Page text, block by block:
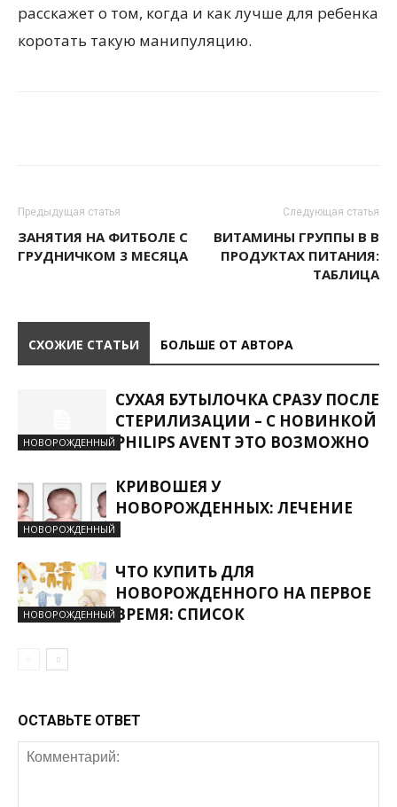
расскажет о том, когда и как лучше для ребенка
коротать такую манипуляцию.
Предыдущая статья
ЗАНЯТИЯ НА ФИТБОЛЕ С
ГРУДНИЧКОМ 3 МЕСЯЦА
Следующая статья
ВИТАМИНЫ ГРУППЫ В В
ПРОДУКТАХ ПИТАНИЯ:
ТАБЛИЦА
СХОЖИЕ СТАТЬИ БОЛЬШЕ ОТ АВТОРА
НОВОРОЖДЕННЫЙ
СУХАЯ БУТЫЛОЧКА СРАЗУ ПОСЛЕ
СТЕРИЛИЗАЦИИ – С НОВИНКОЙ
PHILIPS AVENT ЭТО ВОЗМОЖНО
НОВОРОЖДЕННЫЙ
КРИВОШЕЯ У
НОВОРОЖДЕННЫХ: ЛЕЧЕНИЕ
НОВОРОЖДЕННЫЙ
ЧТО КУПИТЬ ДЛЯ
НОВОРОЖДЕННОГО НА ПЕРВОЕ
ВРЕМЯ: СПИСОК
ОСТАВЬТЕ ОТВЕТ